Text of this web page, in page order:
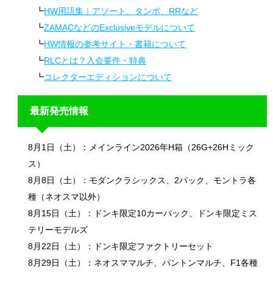
HW用語集｜アソート、タンポ、RRなど
ZAMACなどのExclusiveモデルについて
HW情報の参考サイト・書籍について
RLCとは？入会要件・特典
コレクターエディションについて
最新発売情報
8月1日（土）：メインライン2026年H箱（26G+26Hミック
ス）
8月8日（土）：モダンクラシックス、2パック、モントラ各
種（ネオスマ以外）
8月15日（土）：ドンキ限定10カーパック、ドンキ限定ミス
テリーモデルズ
8月22日（土）：ドンキ限定ファクトリーセット
8月29日（土）：ネオスママルチ、パントンマルチ、F1各種